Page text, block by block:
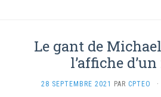
Le gant de
l’affiche
28 SEPTEMBRE 2021 PAR CPTEO ·